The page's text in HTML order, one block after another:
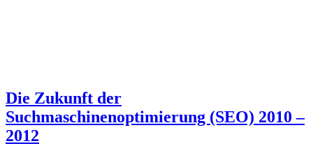
Die Zukunft der
Suchmaschinenoptimierung (SEO) 2010 –
2012